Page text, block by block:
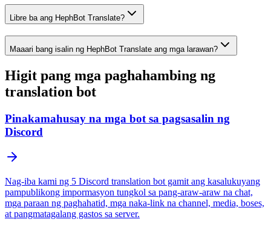
Libre ba ang HephBot Translate?
Maaari bang isalin ng HephBot Translate ang mga larawan?
Higit pang mga paghahambing ng
translation bot
Pinakamahusay na mga bot sa pagsasalin ng
Discord
Nag-iba kami ng 5 Discord translation bot gamit ang kasalukuyang
pampublikong impormasyon tungkol sa pang-araw-araw na chat,
mga paraan ng paghahatid, mga naka-link na channel, media, boses,
at pangmatagalang gastos sa server.